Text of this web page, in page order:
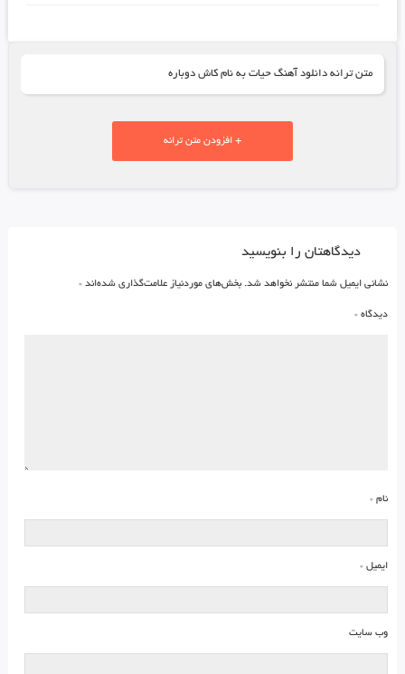
متن ترانه دانلود آهنگ حیات به نام کاش دوباره
+ افزودن متن ترانه
دیدگاهتان را بنویسید
نشانی ایمیل شما منتشر نخواهد شد. بخش‌های موردنیاز علامت‌گذاری شده‌اند *
دیدگاه *
نام *
ایمیل *
وب‌ سایت